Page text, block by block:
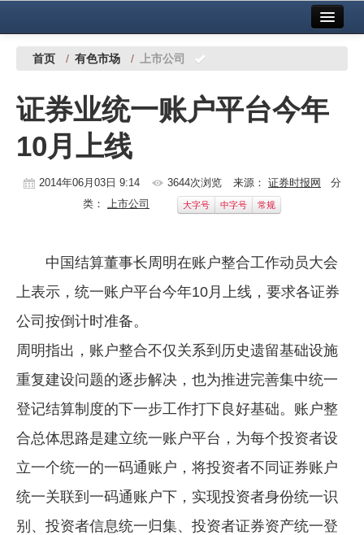
中国有色金属报社主办 广告服务
铜镍铅锌
铝
稀有稀土
镁钛
地矿 建设
党建工作
企业文化
《资源再生》杂志
数字报
首页 / 有色市场 / 上市公司
证券业统一账户平台今年
10月上线
2014年06月03日 9:14 3644次浏览 来源： 证券时报网
分
类： 上市公司 大字号 中字号 常规
中国结算董事长周明在账户整合工作动员大会
上表示，统一账户平台今年10月上线，要求各证券
公司按倒计时准备。
周明指出，账户整合不仅关系到历史遗留基础设施
重复建设问题的逐步解决，也为推进完善集中统一
登记结算制度的下一步工作打下良好基础。账户整
合总体思路是建立统一账户平台，为每个投资者设
立一个统一的一码通账户，将投资者不同证券账户
统一关联到一码通账户下，实现投资者身份统一识
别、投资者信息统一归集、投资者证券资产统一登